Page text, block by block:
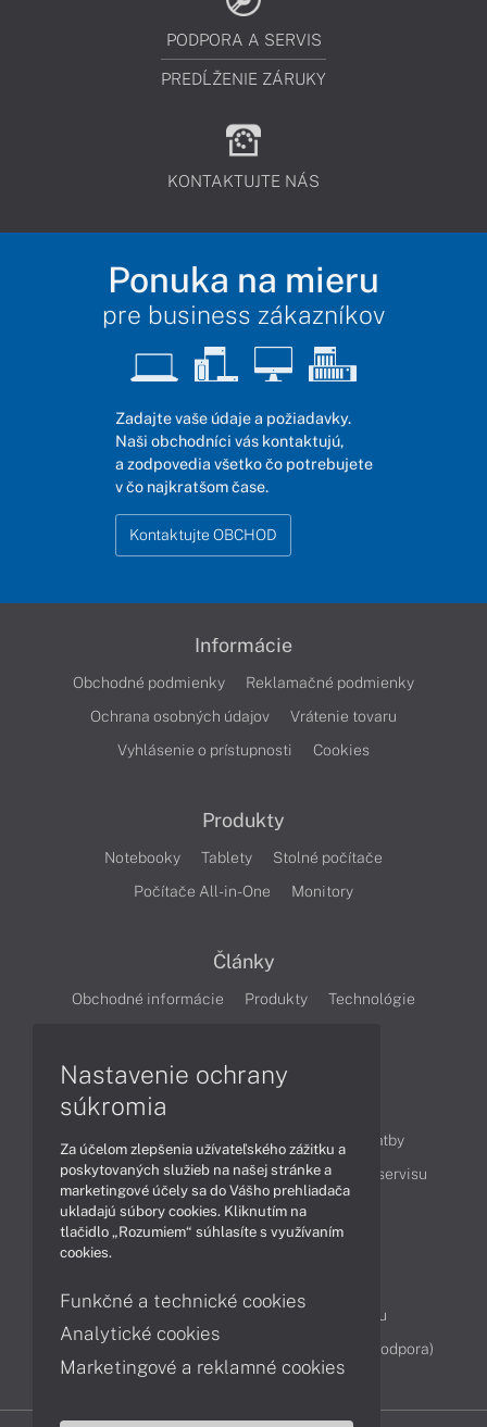
PODPORA A SERVIS
PREDĹŽENIE ZÁRUKY
KONTAKTUJTE NÁS
Ponuka na mieru
pre business zákazníkov
Zadajte vaše údaje a požiadavky.
Naši obchodníci vás kontaktujú,
a zodpovedia všetko čo potrebujete
v čo najkratšom čase.
Kontaktujte OBCHOD
Informácie
Obchodné podmienky
Reklamačné podmienky
Ochrana osobných údajov
Vrátenie tovaru
Vyhlásenie o prístupnosti
Cookies
Produkty
Notebooky Tablety
Stolné počítače
Počítače All-in-One
Monitory
Články
Obchodné informácie Produkty
Technológie
Ako nakupovať
Možnosti doručenia a platby
Podpora a servis
Servisné služby Cenník servisu
Kontakty
Reklamácia tovaru
Diagnostiky online
TeamViewer (vzdialená podpora)
Nastavenie ochrany
súkromia
Za účelom zlepšenia užívateľského zážitku a
poskytovaných služieb na našej stránke a
marketingové účely sa do Vášho prehliadača
ukladajú súbory cookies. Kliknutím na
tlačidlo „Rozumiem“ súhlasíte s využívaním
cookies.
Funkčné a technické cookies
Analytické cookies
Marketingové a reklamné cookies